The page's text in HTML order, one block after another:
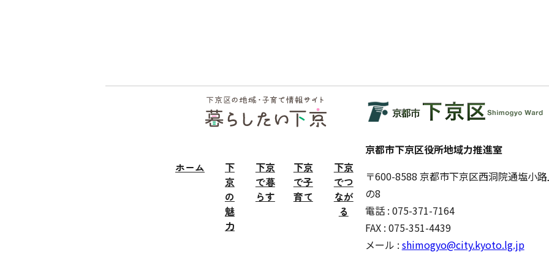
ホーム
下
京
の
魅
力
下京
で暮
らす
下京
で子
育て
下京
でつ
なが
る
京都市下京区役所地域力推進室
〒600-8588 京都市下京区西洞院通塩小
の8
電話 : 075-371-7164
FAX : 075-351-4439
メール : shimogyo@city.kyoto.lg.jp